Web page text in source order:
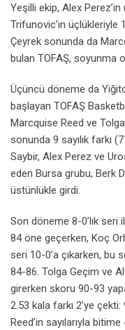
Yeşilli ekip, Alex
Trifunovic’in üçlükleriyle
Çeyrek sonunda da
bulan TOFAŞ, soyunma
Üçüncü döneme da
başlayan TOFAŞ
Marcquise Reed ve Tolga
sonunda 9 sayılık farkı
Saybir, Alex Perez ve
eden Bursa grubu, Berk
üstünlükle girdi.
Son döneme 8-0’lık seri
84 öne geçerken, Koç
seri 10-0’a çıkarken, bu
84-86. Tolga Geçim ve
girerken skoru 90-93
2.53 kala farkı 2’ye
Reed’in sayılarıyla